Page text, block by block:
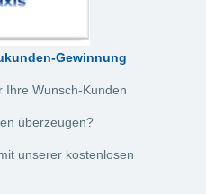
Gewinnung
Ihre Wunsch-Kunden
überzeugen?
unserer kostenlosen